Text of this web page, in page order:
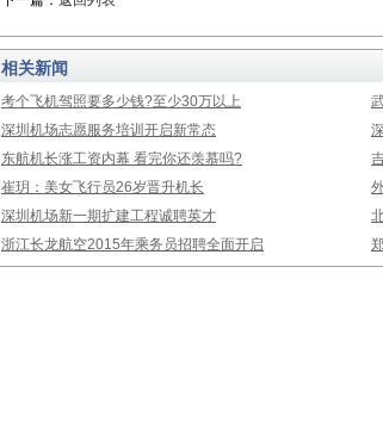
相关新闻
考个飞机驾照要多少钱?至少30万以上
深圳机场志愿服务培训开启新常态
东航机长涨工资内幕 看完你还羡慕吗?
崔玥：美女飞行员26岁晋升机长
深圳机场新一期扩建工程诚聘英才
浙江长龙航空2015年乘务员招聘全面开启